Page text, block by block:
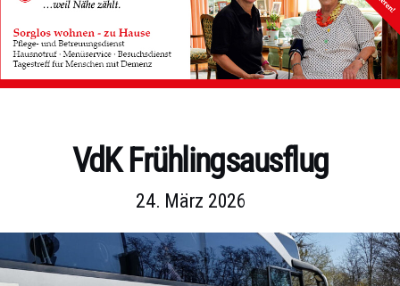
VdK Frühlingsausflug
24. März 2026